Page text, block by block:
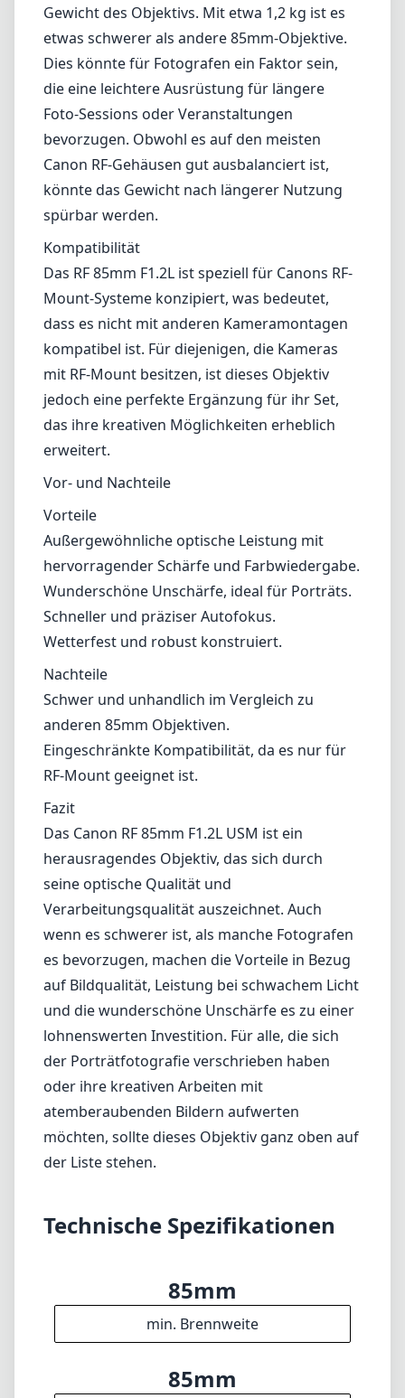
Gewicht des Objektivs. Mit etwa 1,2 kg ist es
etwas schwerer als andere 85mm-Objektive.
Dies könnte für Fotografen ein Faktor sein,
die eine leichtere Ausrüstung für längere
Foto-Sessions oder Veranstaltungen
bevorzugen. Obwohl es auf den meisten
Canon RF-Gehäusen gut ausbalanciert ist,
könnte das Gewicht nach längerer Nutzung
spürbar werden.
Kompatibilität
Das RF 85mm F1.2L ist speziell für Canons RF-
Mount-Systeme konzipiert, was bedeutet,
dass es nicht mit anderen Kameramontagen
kompatibel ist. Für diejenigen, die Kameras
mit RF-Mount besitzen, ist dieses Objektiv
jedoch eine perfekte Ergänzung für ihr Set,
das ihre kreativen Möglichkeiten erheblich
erweitert.
Vor- und Nachteile
Vorteile
Außergewöhnliche optische Leistung mit
hervorragender Schärfe und Farbwiedergabe.
Wunderschöne Unschärfe, ideal für Porträts.
Schneller und präziser Autofokus.
Wetterfest und robust konstruiert.
Nachteile
Schwer und unhandlich im Vergleich zu
anderen 85mm Objektiven.
Eingeschränkte Kompatibilität, da es nur für
RF-Mount geeignet ist.
Fazit
Das Canon RF 85mm F1.2L USM ist ein
herausragendes Objektiv, das sich durch
seine optische Qualität und
Verarbeitungsqualität auszeichnet. Auch
wenn es schwerer ist, als manche Fotografen
es bevorzugen, machen die Vorteile in Bezug
auf Bildqualität, Leistung bei schwachem Licht
und die wunderschöne Unschärfe es zu einer
lohnenswerten Investition. Für alle, die sich
der Porträtfotografie verschrieben haben
oder ihre kreativen Arbeiten mit
atemberaubenden Bildern aufwerten
möchten, sollte dieses Objektiv ganz oben auf
der Liste stehen.
Technische Spezifikationen
85mm
min. Brennweite
85mm